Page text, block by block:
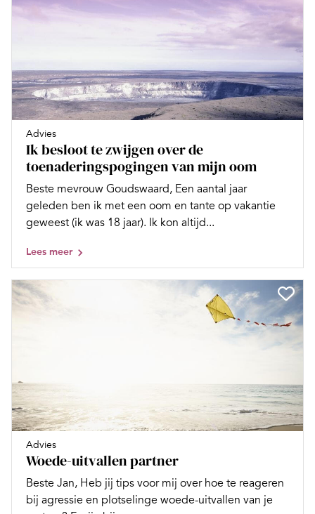
Advies
Ik besloot te zwijgen over de
toenaderingspogingen van mijn oom
Beste mevrouw Goudswaard, Een aantal jaar
geleden ben ik met een oom en tante op vakantie
geweest (ik was 18 jaar). Ik kon altijd...
Lees meer
Advies
Woede-uitvallen partner
Beste Jan, Heb jij tips voor mij over hoe te reageren
bij agressie en plotselinge woede-uitvallen van je